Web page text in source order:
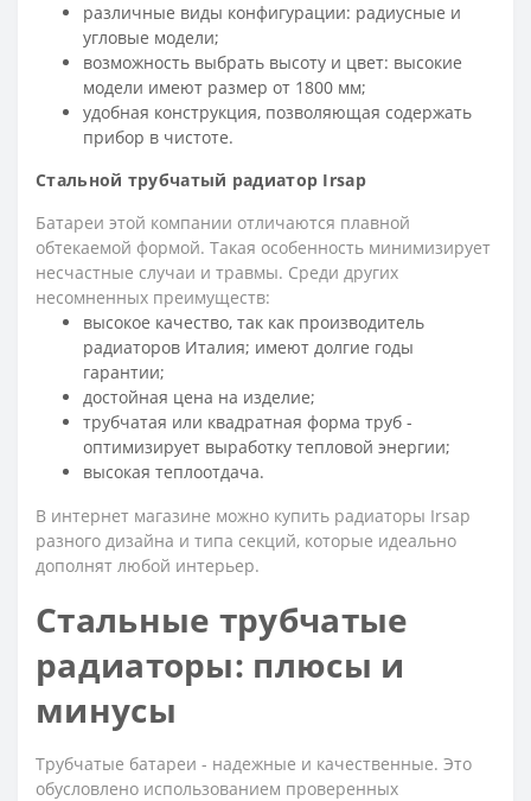
различные виды конфигурации: радиусные и
угловые модели;
возможность выбрать высоту и цвет: высокие
модели имеют размер от 1800 мм;
удобная конструкция, позволяющая содержать
прибор в чистоте.
Стальной трубчатый радиатор Irsap
Батареи этой компании отличаются плавной
обтекаемой формой. Такая особенность минимизирует
несчастные случаи и травмы. Среди других
несомненных преимуществ:
высокое качество, так как производитель
радиаторов Италия; имеют долгие годы
гарантии;
достойная цена на изделие;
трубчатая или квадратная форма труб -
оптимизирует выработку тепловой энергии;
высокая теплоотдача.
В интернет магазине можно купить радиаторы Irsap
разного дизайна и типа секций, которые идеально
дополнят любой интерьер.
Стальные трубчатые
радиаторы: плюсы и
минусы
Трубчатые батареи - надежные и качественные. Это
обусловлено использованием проверенных